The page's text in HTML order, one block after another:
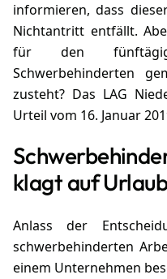
informieren, dass
Nichtantritt entfällt.
für den
Schwerbehinderten
zusteht? Das LAG
Urteil vom 16. Januar
klagt auf
Anlass der
schwerbehinderten
einem Unternehmen